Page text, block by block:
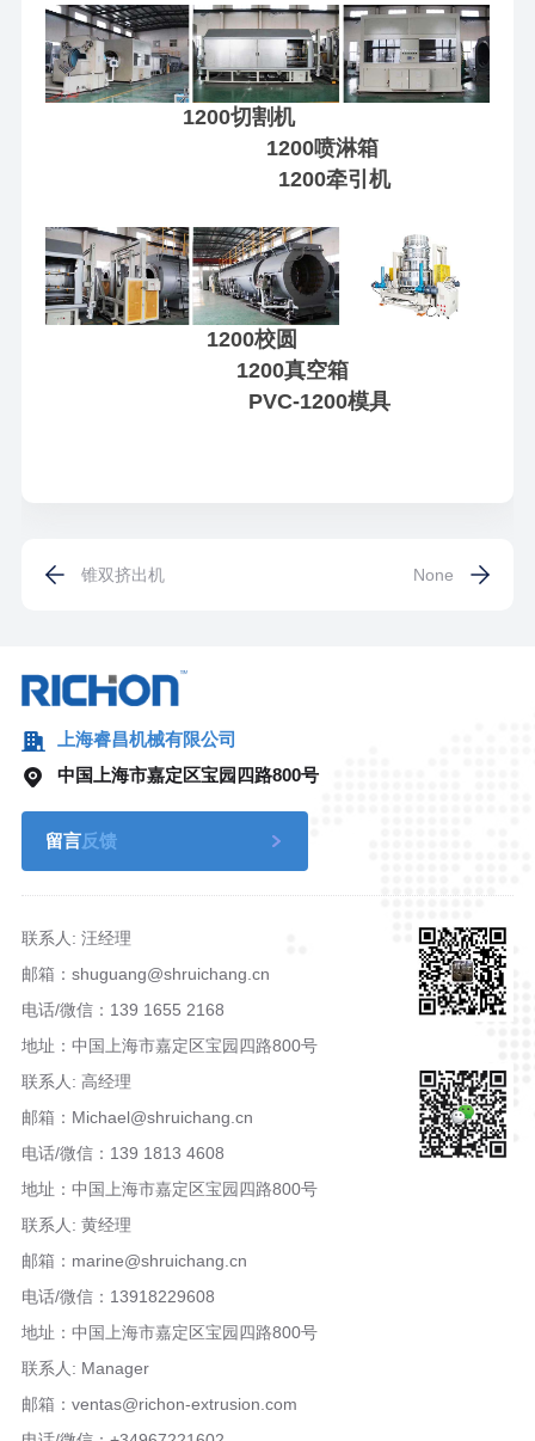
1200切割机
1200喷淋箱
1200牵引机
1200校圆
1200真空箱
PVC-1200模具
锥双挤出机 None
上海睿昌机械有限公司
中国上海市嘉定区宝园四路800号
留言反馈
联系人: 汪经理
邮箱：shuguang@shruichang.cn
电话/微信：139 1655 2168
地址：中国上海市嘉定区宝园四路800号
联系人: 高经理
邮箱：Michael@shruichang.cn
电话/微信：139 1813 4608
地址：中国上海市嘉定区宝园四路800号
联系人: 黄经理
邮箱：marine@shruichang.cn
电话/微信：13918229608
地址：中国上海市嘉定区宝园四路800号
联系人: Manager
邮箱：ventas@richon-extrusion.com